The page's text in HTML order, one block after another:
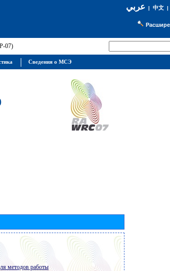
عربي| 中文|
07)
методов работы
Сведения о МСЭ